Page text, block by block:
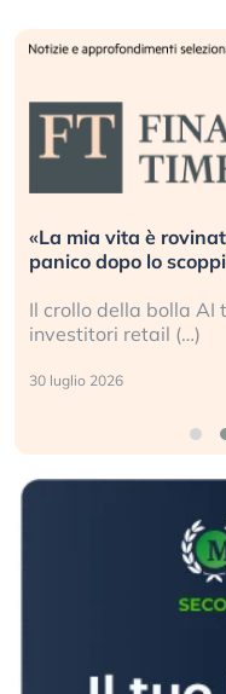
«La mia vita è
panico dopo lo
Il crollo della bolla AI
investitori retail (…)
30 luglio 2026